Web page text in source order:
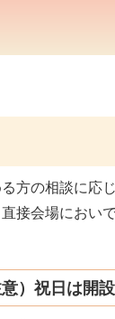
方の相談に応じ
接会場においで
）祝日は開設